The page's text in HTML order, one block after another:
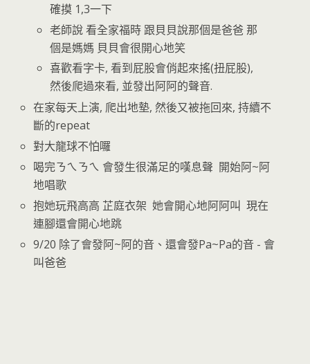
確摸 1,3一下
老師說 看全家福時 跟貝貝說那個是爸爸 那
個是媽媽 貝貝會很開心地笑
喜歡看字卡, 看到屁股會俏起來搖(扭屁股),
然後爬過來看, 並發出阿阿的聲音.
在家每天上演, 爬出地墊, 然後又被拖回來, 持續不
斷的repeat
對大龍球不怕囉
喝完ㄋㄟㄋㄟ 會發生很滿足的嘆息聲 開始阿~阿
地唱歌
抱她玩飛高高 芷庭衣架 她會開心地阿阿叫 現在
連腳還會開心地跳
9/20 除了會發阿~阿的音、還會發Pa~Pa的音 - 會
叫爸爸